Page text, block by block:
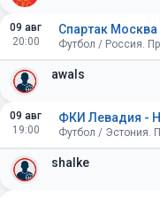
09 авг
20:00
awals
Спартак
Футбол / Россия.
09 авг
19:00
shalke
ФКИ Левадия -
Футбол / Эстония.